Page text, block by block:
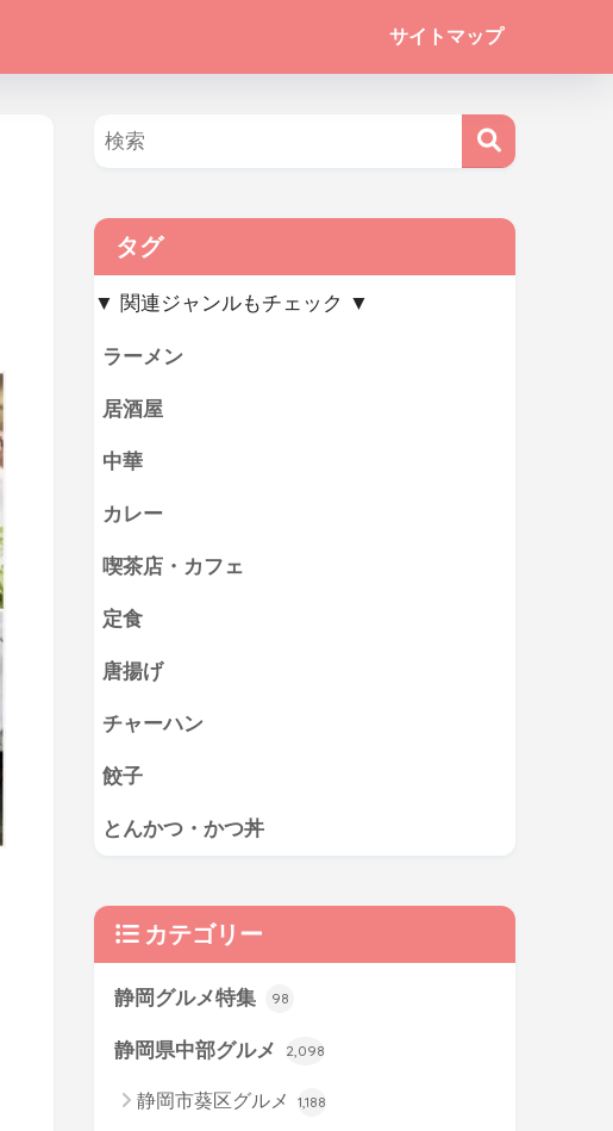
サイトマップ
タグ
▼ 関連ジャンルもチェック ▼
ラーメン
居酒屋
中華
カレー
喫茶店・カフェ
定食
唐揚げ
チャーハン
餃子
とんかつ・かつ丼
カテゴリー
静岡グルメ特集 98
静岡県中部グルメ 2,098
静岡市葵区グルメ 1,188